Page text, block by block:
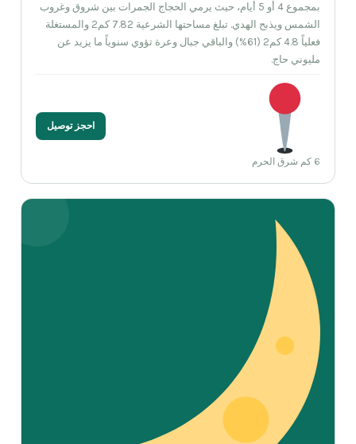
بمجموع 4 أو 5 أيام، حيث يرمي الحجاج الجمرات بين شروق وغروب
الشمس ويذبح الهدي. تبلغ مساحتها الشرعية 7.82 كم2 والمستغلة
فعلياً 4.8 كم2 (61%) والباقي جبال وعرة تؤوي سنوياً ما يزيد عن
مليوني حاج.
6 كم شرق الحرم
احجز توصيل